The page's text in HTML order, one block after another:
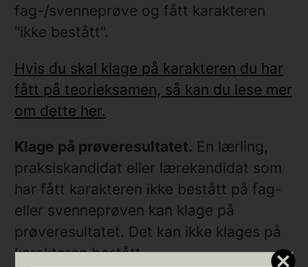
fag-/svenneprøve og fått karakteren
"ikke bestått".
Hvis du skal klage på karakteren du har
fått på teorieksamen, så kan du lese mer
om dette her.
Klage på prøveresultatet. En lærling,
praksiskandidat eller lærekandidat som
har fått karakteren ikke bestått på fag-
eller svenneprøven kan klage på
prøveresultatet. Det kan ikke klages på
karakteren bestått.